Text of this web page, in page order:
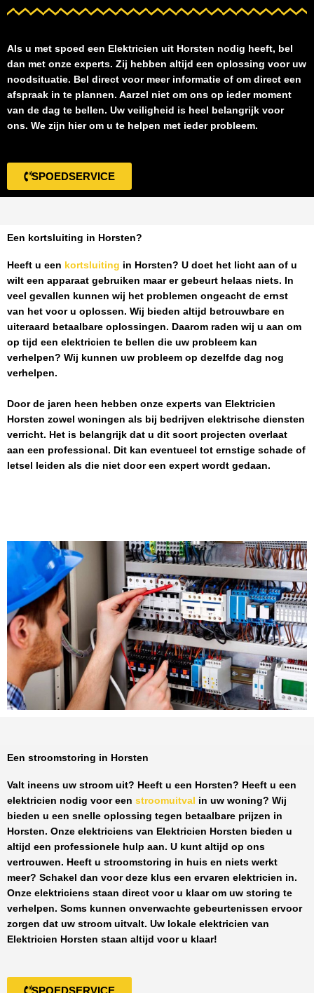
Als u met spoed een Elektricien uit Horsten nodig heeft, bel
dan met onze experts. Zij hebben altijd een oplossing voor uw
noodsituatie. Bel direct voor meer informatie of om direct een
afspraak in te plannen. Aarzel niet om ons op ieder moment
van de dag te bellen. Uw veiligheid is heel belangrijk voor
ons. We zijn hier om u te helpen met ieder probleem.
SPOEDSERVICE
Een kortsluiting in Horsten?
Heeft u een kortsluiting in Horsten? U doet het licht aan of u
wilt een apparaat gebruiken maar er gebeurt helaas niets. In
veel gevallen kunnen wij het problemen ongeacht de ernst
van het voor u oplossen. Wij bieden altijd betrouwbare en
uiteraard betaalbare oplossingen. Daarom raden wij u aan om
op tijd een elektricien te bellen die uw probleem kan
verhelpen? Wij kunnen uw probleem op dezelfde dag nog
verhelpen.
Door de jaren heen hebben onze experts van Elektricien
Horsten zowel woningen als bij bedrijven elektrische diensten
verricht. Het is belangrijk dat u dit soort projecten overlaat
aan een professional. Dit kan eventueel tot ernstige schade of
letsel leiden als die niet door een expert wordt gedaan.
Een stroomstoring in Horsten
Valt ineens uw stroom uit? Heeft u een Horsten? Heeft u een
elektricien nodig voor een stroomuitval in uw woning? Wij
bieden u een snelle oplossing tegen betaalbare prijzen in
Horsten. Onze elektriciens van Elektricien Horsten bieden u
altijd een professionele hulp aan. U kunt altijd op ons
vertrouwen. Heeft u stroomstoring in huis en niets werkt
meer? Schakel dan voor deze klus een ervaren elektricien in.
Onze elektriciens staan direct voor u klaar om uw storing te
verhelpen. Soms kunnen onverwachte gebeurtenissen ervoor
zorgen dat uw stroom uitvalt. Uw lokale elektricien van
Elektricien Horsten staan altijd voor u klaar!
SPOEDSERVICE